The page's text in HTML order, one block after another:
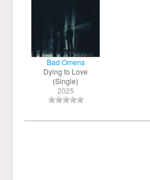
Bad Omens
Dying to Love
(Single)
2025